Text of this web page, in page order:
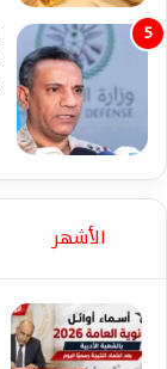
الأشهر